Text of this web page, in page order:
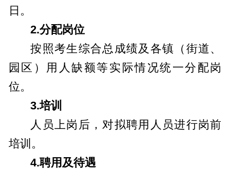
日。
2.分配岗位
按照考生综合总成绩及各镇（街道、
园区）用人缺额等实际情况统一分配岗
位。
3.培训
人员上岗后，对拟聘用人员进行岗前
培训。
4.聘用及待遇